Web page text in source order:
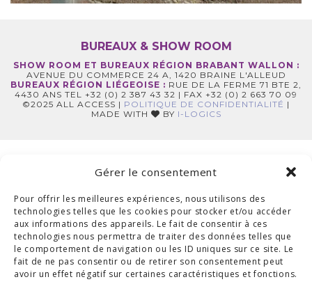
Gérer le consentement
Pour offrir les meilleures expériences, nous utilisons des
technologies telles que les cookies pour stocker et/ou accéder
aux informations des appareils. Le fait de consentir à ces
technologies nous permettra de traiter des données telles que
le comportement de navigation ou les ID uniques sur ce site. Le
fait de ne pas consentir ou de retirer son consentement peut
avoir un effet négatif sur certaines caractéristiques et fonctions.
BUREAUX & SHOW ROOM
SHOW ROOM ET BUREAUX RÉGION BRABANT WALLON :
AVENUE DU COMMERCE 24 A, 1420 BRAINE L'ALLEUD
BUREAUX RÉGION LIÉGEOISE : RUE DE LA FERME 71 BTE 2,
4430 ANS TEL +32 (0) 2 387 43 32 | FAX +32 (0) 2 663 70 09
©2025 ALL ACCESS | POLITIQUE DE CONFIDENTIALITÉ |
MADE WITH
BY I-LOGICS